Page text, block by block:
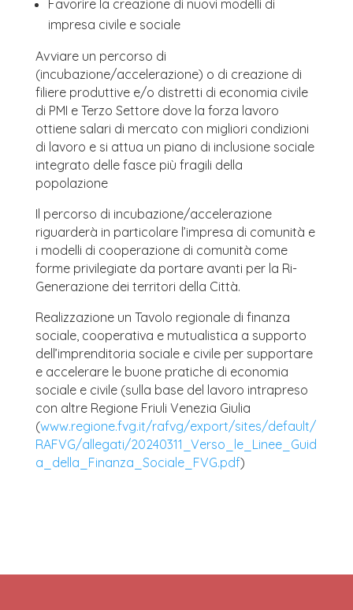
Favorire la creazione di nuovi modelli di
impresa civile e sociale
Avviare un percorso di
(incubazione/accelerazione) o di creazione di
filiere produttive e/o distretti di economia civile
di PMI e Terzo Settore dove la forza lavoro
ottiene salari di mercato con migliori condizioni
di lavoro e si attua un piano di inclusione sociale
integrato delle fasce più fragili della
popolazione
Il percorso di incubazione/accelerazione
riguarderà in particolare l’impresa di comunità e
i modelli di cooperazione di comunità come
forme privilegiate da portare avanti per la Ri-
Generazione dei territori della Città.
Realizzazione un Tavolo regionale di finanza
sociale, cooperativa e mutualistica a supporto
dell’imprenditoria sociale e civile per supportare
e accelerare le buone pratiche di economia
sociale e civile (sulla base del lavoro intrapreso
con altre Regione Friuli Venezia Giulia
(www.regione.fvg.it/rafvg/export/sites/default/
RAFVG/allegati/20240311_Verso_le_Linee_Guid
a_della_Finanza_Sociale_FVG.pdf)